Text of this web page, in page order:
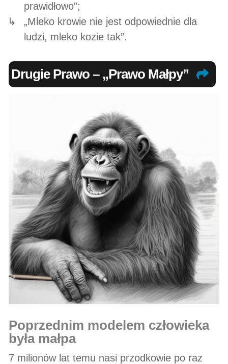
prawidłowo”;
„Mleko krowie nie jest odpowiednie dla
ludzi, mleko kozie tak”.
Drugie Prawo – „Prawo Małpy”
poprzednim modelem człowieka
była małpa
7 milionów lat temu nasi przodkowie po raz